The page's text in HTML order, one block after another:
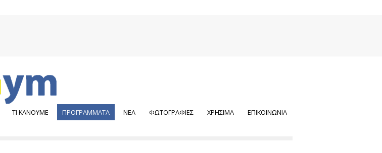
ΤΙ ΚΑΝΟΥΜΕ ΠΡΟΓΡΑΜΜΑΤΑ NEA ΦΩΤΟΓΡΑΦΙΕΣ ΧΡΗΣΙΜΑ ΕΠΙΚΟΙΝΩΝΙΑ